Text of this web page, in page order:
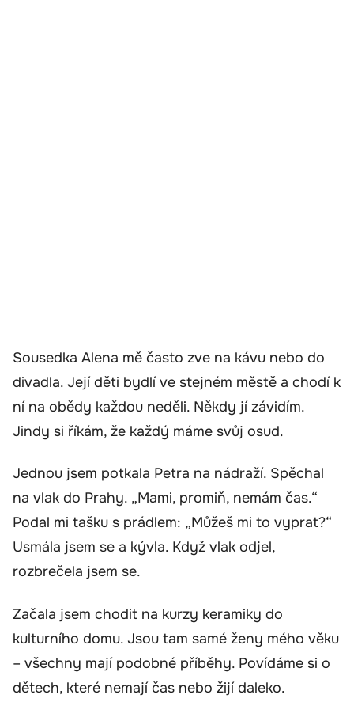
Sousedka Alena mě často zve na kávu nebo do
divadla. Její děti bydlí ve stejném městě a chodí k
ní na obědy každou neděli. Někdy jí závidím.
Jindy si říkám, že každý máme svůj osud.
Jednou jsem potkala Petra na nádraží. Spěchal
na vlak do Prahy. „Mami, promiň, nemám čas.“
Podal mi tašku s prádlem: „Můžeš mi to vyprat?“
Usmála jsem se a kývla. Když vlak odjel,
rozbrečela jsem se.
Začala jsem chodit na kurzy keramiky do
kulturního domu. Jsou tam samé ženy mého věku
– všechny mají podobné příběhy. Povídáme si o
dětech, které nemají čas nebo žijí daleko.